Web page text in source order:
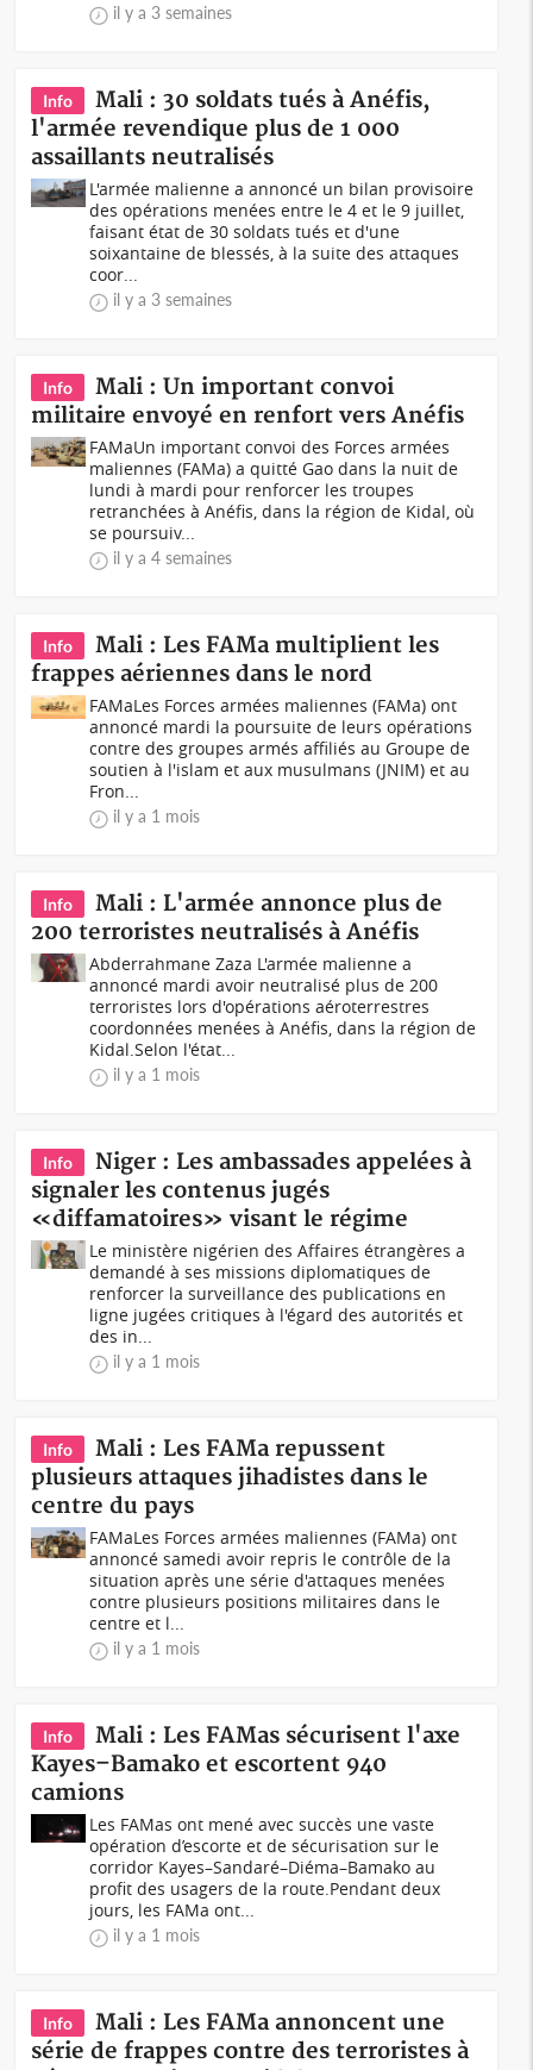
il y a 3 semaines
Info
Mali : 30 soldats tués à Anéfis,
l'armée revendique plus de 1 000
assaillants neutralisés
L'armée malienne a annoncé un bilan provisoire
des opérations menées entre le 4 et le 9 juillet,
faisant état de 30 soldats tués et d'une
soixantaine de blessés, à la suite des attaques
coor...
il y a 3 semaines
Info
Mali : Un important convoi
militaire envoyé en renfort vers Anéfis
FAMaUn important convoi des Forces armées
maliennes (FAMa) a quitté Gao dans la nuit de
lundi à mardi pour renforcer les troupes
retranchées à Anéfis, dans la région de Kidal, où
se poursuiv...
il y a 4 semaines
Info
Mali : Les FAMa multiplient les
frappes aériennes dans le nord
FAMa Les Forces armées maliennes (FAMa) ont
annoncé mardi la poursuite de leurs opérations
contre des groupes armés affiliés au Groupe de
soutien à l'islam et aux musulmans (JNIM) et au
Fron...
il y a 1 mois
Info
Mali : L'armée annonce plus de
200 terroristes neutralisés à Anéfis
Abderrahmane Zaza L'armée malienne a
annoncé mardi avoir neutralisé plus de 200
terroristes lors d'opérations aéroterrestres
coordonnées menées à Anéfis, dans la région de
Kidal.Selon l'état...
il y a 1 mois
Info
Niger : Les ambassades appelées à
signaler les contenus jugés
«diffamatoires» visant le régime
Le ministère nigérien des Affaires étrangères a
demandé à ses missions diplomatiques de
renforcer la surveillance des publications en
ligne jugées critiques à l'égard des autorités et
des in...
il y a 1 mois
Info
Mali : Les FAMa repussent
plusieurs attaques jihadistes dans le
centre du pays
FAMaLes Forces armées maliennes (FAMa) ont
annoncé samedi avoir repris le contrôle de la
situation après une série d'attaques menées
contre plusieurs positions militaires dans le
centre et l...
il y a 1 mois
Info
Mali : Les FAMas sécurisent l'axe
Kayes–Bamako et escortent 940
camions
Les FAMas ont mené avec succès une vaste
opération d’escorte et de sécurisation sur le
corridor Kayes–Sandaré–Diéma–Bamako au
profit des usagers de la route.Pendant deux
jours, les FAMa ont...
il y a 1 mois
Info
Mali : Les FAMa annoncent une
série de frappes contre des terroristes à